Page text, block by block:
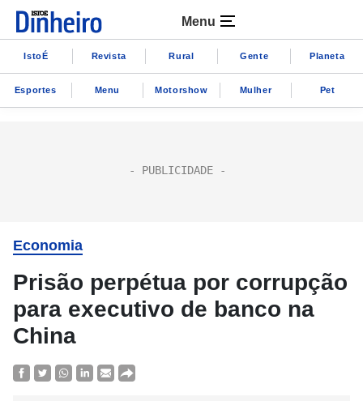
Menu
IstoÉ Revista Rural Gente Planeta
Esportes Menu Motorshow Mulher Pet
Economia
Prisão perpétua por corrupção
para executivo de banco na
China